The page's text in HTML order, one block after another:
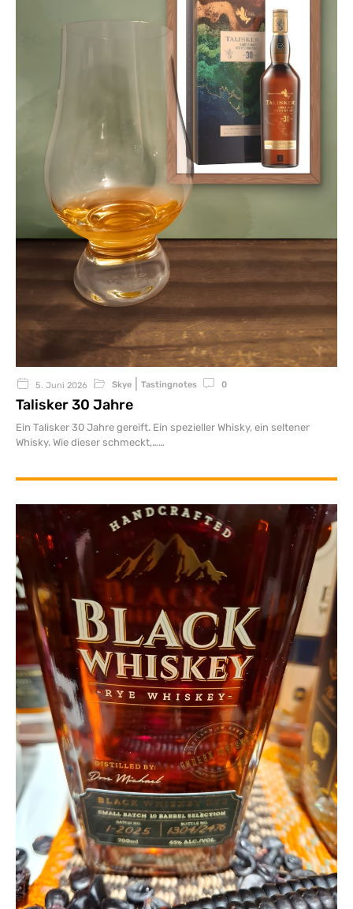
5. Juni 2026 Skye Tastingnotes 0
Talisker 30 Jahre
Ein Talisker 30 Jahre gereift. Ein spezieller Whisky, ein seltener
Whisky. Wie dieser schmeckt,…